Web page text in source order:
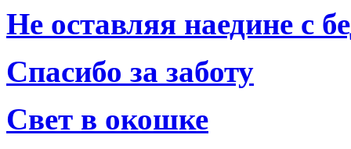
Не оставляя наедине с
Спасибо за заботу
Свет в окошке